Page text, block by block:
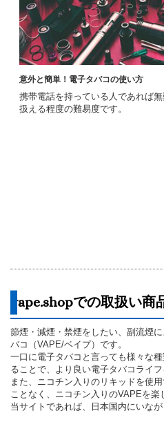
意外と簡単！電子タバコの使い方
携帯電話を持っている人であれば無
扱える程度の難易度です。
vape.shopでの取扱い商
節煙・減煙・禁煙をしたい、副流煙
バコ（VAPE/ベイプ）です。
一口に電子タバコと言っても様々な
ることで、より良い電子タバコライフ
また、ニコチン入りのリキッドを使
ことなく、ニコチン入りのVAPEを楽
当サイトであれば、日本国内にいな